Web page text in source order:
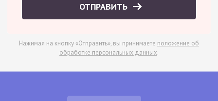
ОТПРАВИТЬ
Нажимая на кнопку «Отправить», вы принимаете положение об
обработке персональных данных.